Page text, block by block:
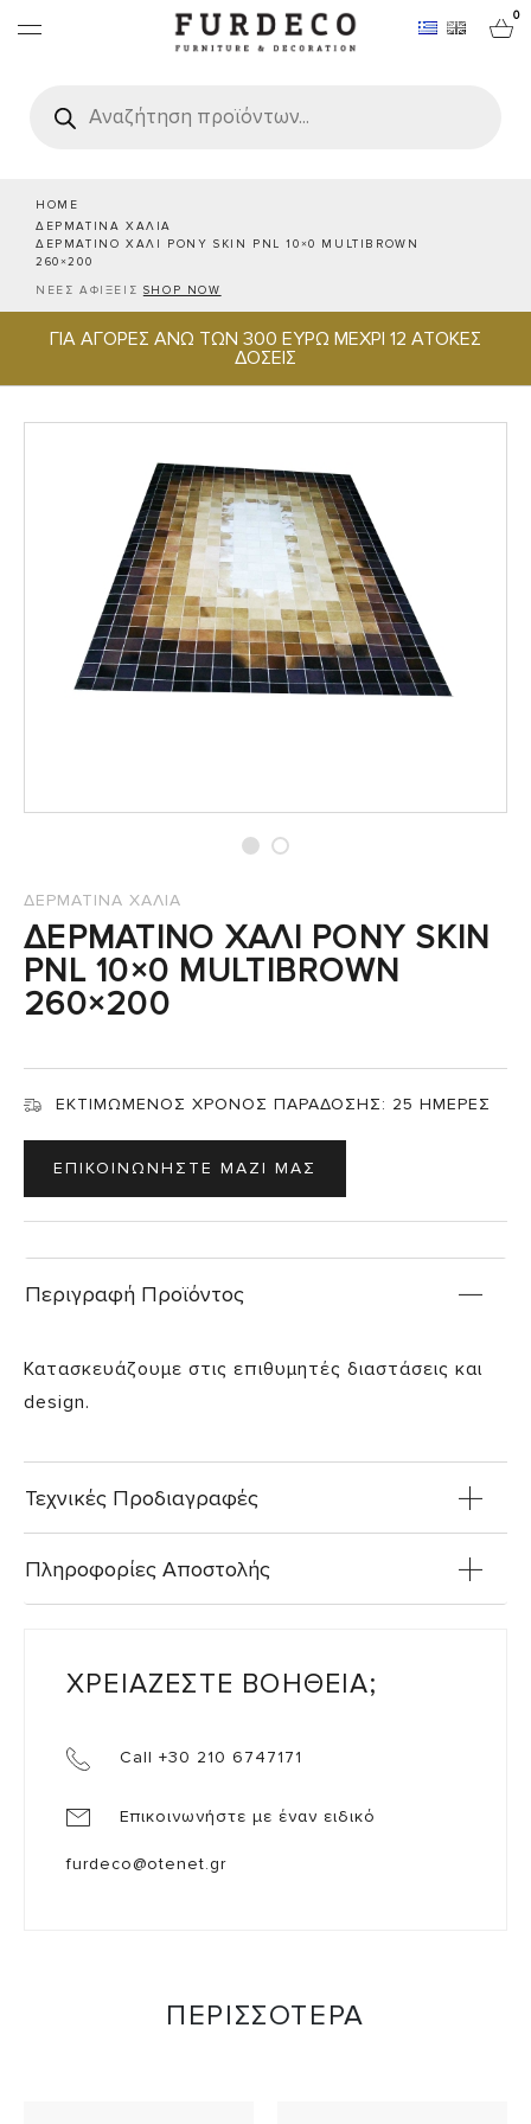
0
search
HOME
ΔΕΡΜΑΤΙΝΑ ΧΑΛΙΑ
ΔΕΡΜΑΤΙΝΟ ΧΑΛΙ PONY SKIN PNL 10×0 MULTIBROWN
260×200
ΝΕΕΣ ΑΦΙΞΕΙΣ SHOP NOW
ΓΙΑ ΑΓΟΡΕΣ ΑΝΩ ΤΩΝ 300 ΕΥΡΩ ΜΕΧΡΙ 12 ΑΤΟΚΕΣ
ΔΟΣΕΙΣ
ΕΠΙΠΛΑ
ΧΑΛΙΑ
ΑΝΤΙΚΕΙΜΕΝΑ
ΕΙΔΗ ΣΕΡΒΙΡΙΣΜΑΤΟΣ & ΦΙΛΟΞΕΝΙΑΣ
BRANDS
ΔΕΡΜΑΤΙΝΑ ΧΑΛΙΑ
ΔΕΡΜΑΤΙΝΟ ΧΑΛΙ PONY SKIN
PNL 10×0 MULTIBROWN
260×200
ΕΚΤΙΜΩΜΕΝΟΣ ΧΡΟΝΟΣ ΠΑΡΑΔΟΣΗΣ: 25 ΗΜΕΡΕΣ
ΕΠΙΚΟΙΝΩΝΗΣΤΕ ΜΑΖΙ ΜΑΣ
Περιγραφή Προϊόντος
Κατασκευάζουμε στις επιθυμητές διαστάσεις και
design.
Τεχνικές Προδιαγραφές
Πληροφορίες Αποστολής
ΧΡΕΙΑΖΕΣΤΕ ΒΟΗΘΕΙΑ;
Call +30 210 6747171
Επικοινωνήστε με έναν ειδικό
furdeco@otenet.gr
ΠΕΡΙΣΣΟΤΕΡΑ